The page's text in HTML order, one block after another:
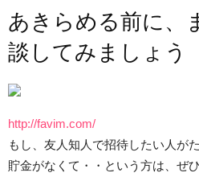
あきらめる前に、
談してみましょう
http://favim.com/
もし、友人知人で招待したい人が
貯金がなくて・・という方は、ぜ